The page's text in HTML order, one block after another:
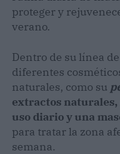
proteger y
verano.
Dentro de su línea
diferentes
naturales, como su
extractos
uso diario y una
para tratar la zona
semana.